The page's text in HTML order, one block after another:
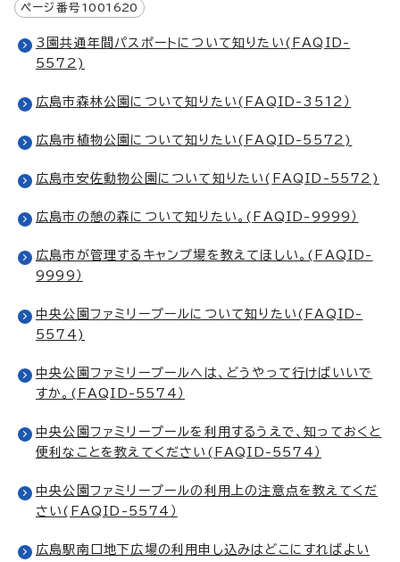
ページ番号 1001620
3園共通年間パスポートについて知りたい(FAQID-
5572)
広島市森林公園について知りたい(FAQID-3512）
広島市植物公園について知りたい(FAQID-5572)
広島市安佐動物公園について知りたい(FAQID-5572)
広島市の憩の森について知りたい。(FAQID-9999）
広島市が管理するキャンプ場を教えてほしい。(FAQID-
9999）
中央公園ファミリープールについて知りたい(FAQID-
5574)
中央公園ファミリープールへは、どうやって行けばいいで
すか。(FAQID-5574）
中央公園ファミリープールを利用するうえで、知っておくと
便利なことを教えてください(FAQID-5574）
中央公園ファミリープールの利用上の注意点を教えてくだ
さい(FAQID-5574）
広島駅南口地下広場の利用申し込みはどこにすればよい